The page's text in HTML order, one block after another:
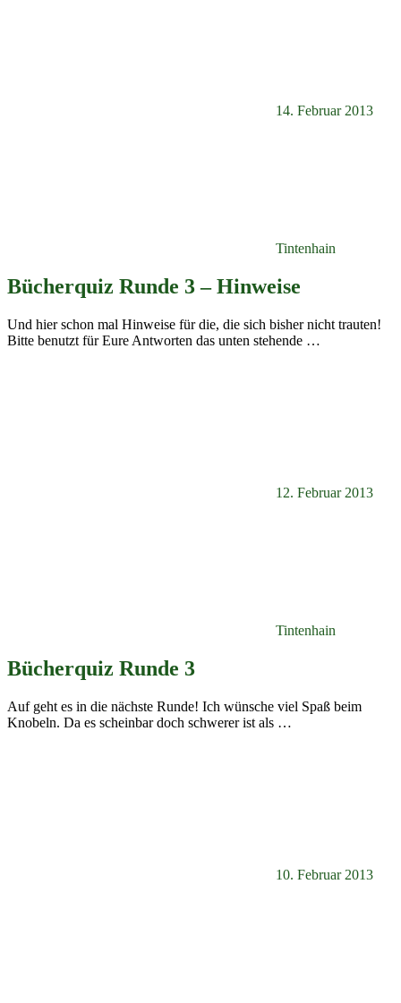
14. Februar 2013
Tintenhain
Bücherquiz Runde 3 – Hinweise
Und hier schon mal Hinweise für die, die sich bisher nicht trauten!
Bitte benutzt für Eure Antworten das unten stehende …
12. Februar 2013
Tintenhain
Bücherquiz Runde 3
Auf geht es in die nächste Runde! Ich wünsche viel Spaß beim
Knobeln. Da es scheinbar doch schwerer ist als …
10. Februar 2013